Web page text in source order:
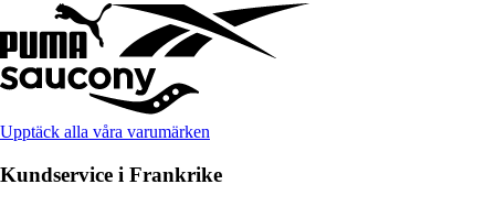
Upptäck alla våra varumärken
Kundservice i Frankrike